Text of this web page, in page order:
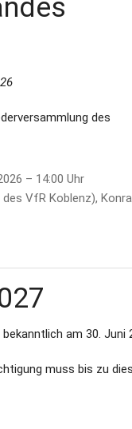
des
– 14:00 Uhr
VfR Koblenz),
am 30. Juni
muss bis zu